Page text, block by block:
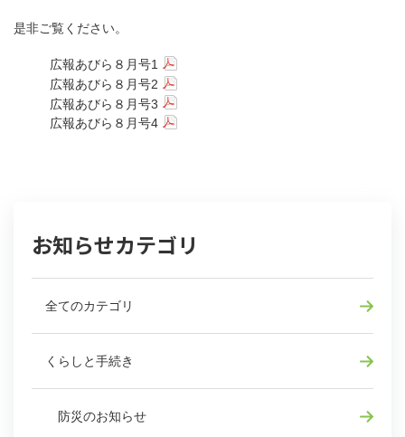
是非ご覧ください。
広報あびら８月号1
広報あびら８月号2
広報あびら８月号3
広報あびら８月号4
お知らせカテゴリ
全てのカテゴリ
くらしと手続き
防災のお知らせ